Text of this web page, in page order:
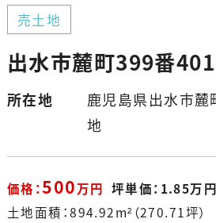
売土地
出水市麓町399番
所在地
鹿児島県出水市麓
地
価格：500万円 坪単価：1.85万円
土地面積：894.92m²（270.71坪）